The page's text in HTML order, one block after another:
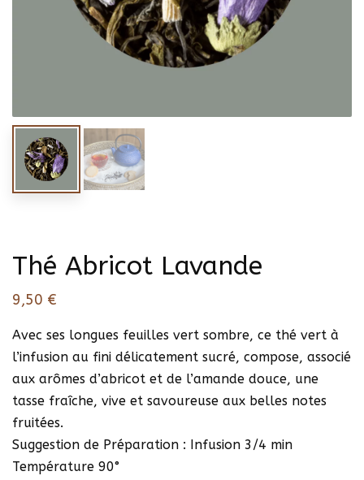
Thé Abricot Lavande
9,50 €
Avec ses longues feuilles vert sombre, ce thé vert à
l’infusion au fini délicatement sucré, compose, associé
aux arômes d’abricot et de l’amande douce, une
tasse fraîche, vive et savoureuse aux belles notes
fruitées.
Suggestion de Préparation : Infusion 3/4 min
Température 90°